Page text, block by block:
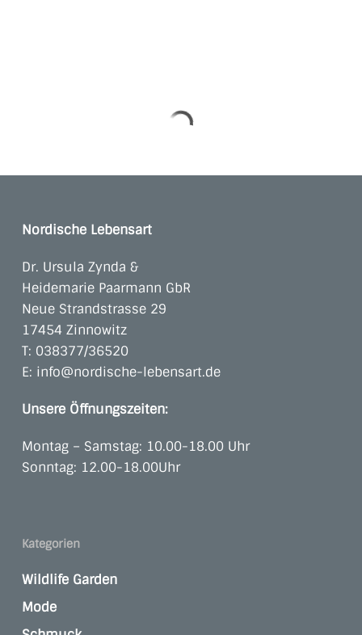
Nordische Lebensart
Dr. Ursula Zynda &
Heidemarie Paarmann GbR
Neue Strandstrasse 29
17454 Zinnowitz
T: 038377/36520
E: info@nordische-lebensart.de
Unsere Öffnungszeiten:
Montag – Samstag: 10.00-18.00 Uhr
Sonntag: 12.00-18.00Uhr
Kategorien
Wildlife Garden
Mode